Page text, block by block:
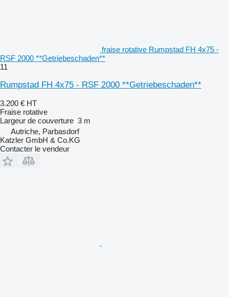
fraise rotative Rumpstad FH 4x75 -
RSF 2000 **Getriebeschaden**
11
Rumpstad FH 4x75 - RSF 2000 **Getriebeschaden**
3.200 € HT
Fraise rotative
Largeur de couverture 3 m
Autriche, Parbasdorf
Katzler GmbH & Co.KG
Contacter le vendeur